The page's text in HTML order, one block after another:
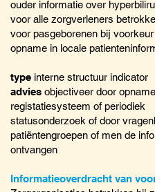
ouder informatie over
voor alle zorgverleners
voor pasgeborenen bij
opname in locale
type interne structuur indicator
advies objectiveer door
registatiesysteem of periodiek
statusonderzoek of door
patiëntengroepen of men de
ontvangen
Informatieoverdracht van